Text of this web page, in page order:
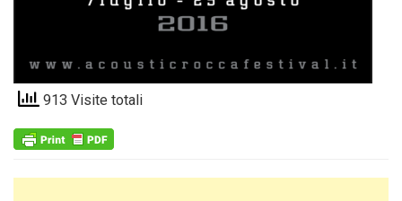
913 Visite totali